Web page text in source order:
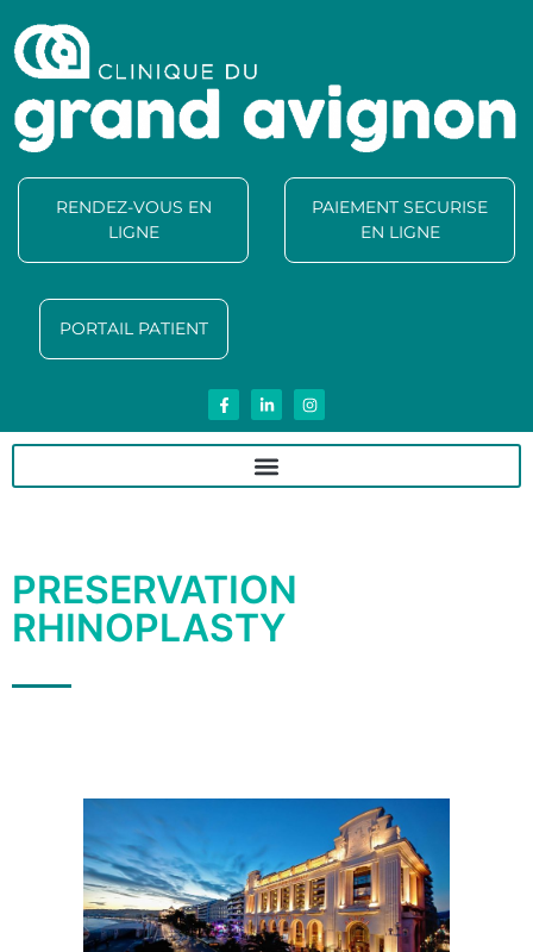
RENDEZ-VOUS EN
LIGNE
PAIEMENT SECURISE
EN LIGNE
PORTAIL PATIENT
PRESERVATION
RHINOPLASTY